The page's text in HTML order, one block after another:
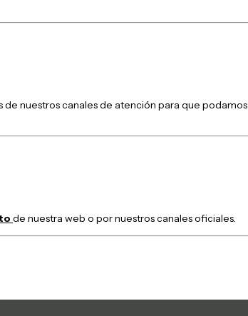
nuestros canales de atención para que podamos
de nuestra web o por nuestros canales oficiales.